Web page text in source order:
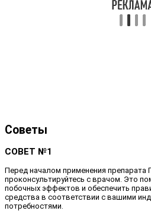
Советы
СОВЕТ №1
Перед началом применения препарата
проконсультируйтесь с врачом. Это
побочных эффектов и обеспечить
средства в соответствии с вашими
потребностями.